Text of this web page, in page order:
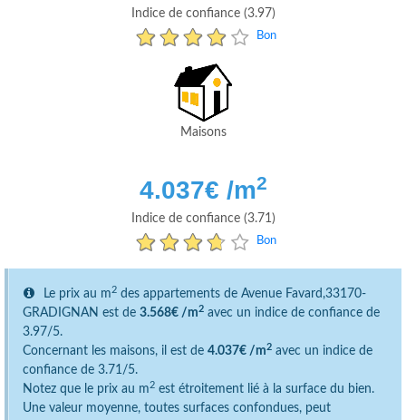
Indice de confiance (3.97)
Bon
Maisons
4.037€ /m2
Indice de confiance (3.71)
Bon
Le prix au m 2 des appartements de Avenue Favard,33170-
GRADIGNAN est de 3.568€ /m2 avec un indice de confiance de
3.97/5.
Concernant les maisons, il est de 4.037€ /m2 avec un indice de
confiance de 3.71/5.
Notez que le prix au m 2 est étroitement lié à la surface du bien.
Une valeur moyenne, toutes surfaces confondues, peut